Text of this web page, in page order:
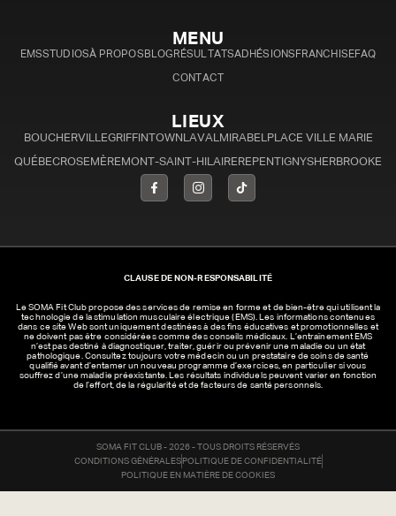
MENU
EMSSTUDIOSÀ PROPOS BLOG RÉSULTATSADHÉSIONS FRANCHISEFAQ
CONTACT
LIEUX
BOUCHERVILLEGRIFFINTOWN LAVAL MIRABEL PLACE VILLE MARIE
QUÉBECROSEMÈRE MONT-SAINT-HILAIRE REPENTIGNYSHERBROOKE
CLAUSE DE NON-RESPONSABILITÉ
Le SOMA Fit Club propose des services de remise en forme et de bien-être qui utilisent la
technologie de la stimulation musculaire électrique (EMS). Les informations contenues
dans ce site Web sont uniquement destinées à des fins éducatives et promotionnelles et
ne doivent pas être considérées comme des conseils médicaux. L’entraînement EMS
n’est pas destiné à diagnostiquer, traiter, guérir ou prévenir une maladie ou un état
pathologique. Consultez toujours votre médecin ou un prestataire de soins de santé
qualifié avant d’entamer un nouveau programme d’exercices, en particulier si vous
souffrez d’une maladie préexistante. Les résultats individuels peuvent varier en fonction
de l’effort, de la régularité et de facteurs de santé personnels.
SOMA FIT CLUB - 2026 - TOUS DROITS RÉSERVÉS
CONDITIONS GÉNÉRALES POLITIQUE DE CONFIDENTIALITÉ
POLITIQUE EN MATIÈRE DE COOKIES